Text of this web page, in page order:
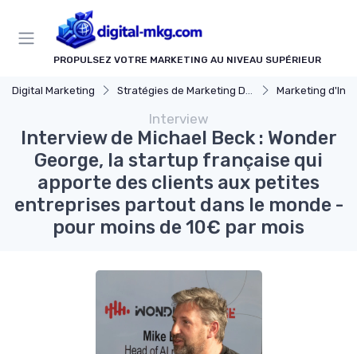
PROPULSEZ VOTRE MARKETING AU NIVEAU SUPÉRIEUR
Digital Marketing Stratégies de Marketing Digital Marketing
Interview
Interview de Michael Beck : Wonder
George, la startup française qui
apporte des clients aux petites
entreprises partout dans le monde -
pour moins de 10€ par mois
Panneau de gestion des cookies